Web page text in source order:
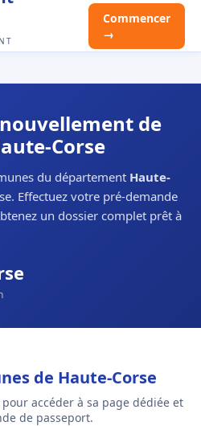
Commencer
→
de
Corse
du département Haute-
Effectuez votre pré-demande
un dossier complet prêt à
de Haute-Corse
accéder à sa page dédiée et
de passeport.